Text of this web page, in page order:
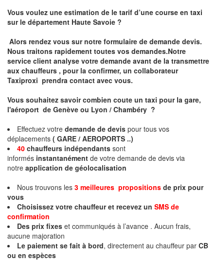
Vous voulez une estimation de le tarif d’une course en taxi
sur le département Haute Savoie ?
Alors rendez vous sur notre formulaire de demande devis.
Nous traitons rapidement toutes vos demandes.Notre
service client analyse votre demande avant de la transmettre
aux chauffeurs , pour la confirmer, un collaborateur
Taxiproxi prendra contact avec vous.
Vous souhaitez savoir combien coute un taxi pour la gare,
l'aéroport de Genève ou Lyon / Chambéry ?
Effectuez votre demande de devis pour tous vos
déplacements ( GARE / AEROPORTS ..)
40 chauffeurs indépendants sont
informés instantanément de votre demande de devis via
notre application de géolocalisation
Nous trouvons les 3 meilleures propositions de prix pour
vous
Choisissez votre chauffeur et recevez un SMS de
confirmation
Des prix fixes et communiqués à l’avance . Aucun frais,
aucune majoration
Le paiement se fait à bord, directement au chauffeur par CB
ou en espèces